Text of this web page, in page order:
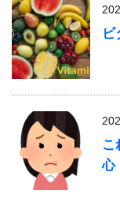
ビ
こ
心